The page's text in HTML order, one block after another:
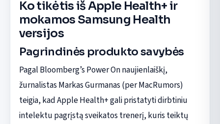
Ko tikėtis iš Apple Health+ ir
mokamos Samsung Health
versijos
Pagrindinės produkto savybės
Pagal Bloomberg’s Power On naujienlaiškį,
žurnalistas Markas Gurmanas (per MacRumors)
teigia, kad Apple Health+ gali pristatyti dirbtiniu
intelektu pagrįstą sveikatos trenerį, kuris teiktų